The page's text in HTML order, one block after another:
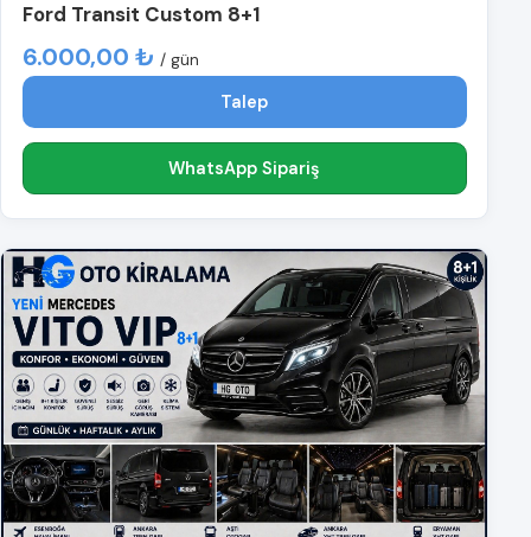
Ford Transit Custom 8+1
6.000,00 ₺ / gün
Talep
WhatsApp Sipariş